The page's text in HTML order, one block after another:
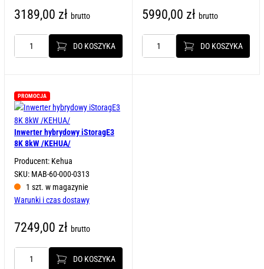
3189,00 zł brutto
ilość
BT
/GOODWE/
DO KOSZYKA
5990,00 zł brutto
ilość
DO KOSZYKA
PROMOCJA
Inwerter hybrydowy iStoragE3
8K 8kW /KEHUA/
Producent: Kehua
SKU: MAB-60-000-0313
1 szt. w magazynie
Warunki i czas dostawy
7249,00 zł brutto
ilość
DO KOSZYKA